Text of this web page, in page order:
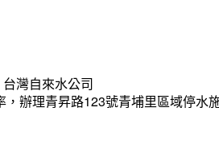
灣自來水公司
，辦理青昇路123號青埔里區域停水